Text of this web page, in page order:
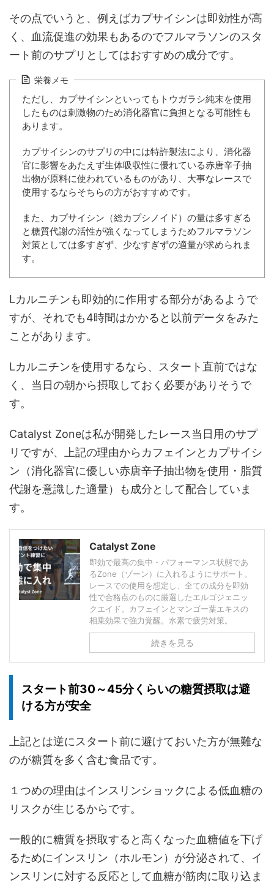
その点でいうと、例えばカプサイシンは即効性が高
く、血流促進の効果もあるのでフルマラソンのスタ
ート前のサプリとしてはおすすめの成分です。
栄養メモ
ただし、カプサイシンといってもトウガラシ純末を使用
したものは刺激物のため消化器官に負担となる可能性も
あります。
カプサイシンのサプリの中には特許製法により、消化器
官に影響をあたえず生体吸収性に優れている赤唐辛子抽
出物が原料に使われているものがあり、大事なレースで
使用するならそちらの方がおすすめです。
また、カプサイシン（総カプシノイド）の量は多すぎる
と糖質代謝の活性が強くなってしまうためフルマラソン
対策としては多すぎず、少なすぎずの適量が求められま
す。
Lカルニチンも即効的に作用する部分があるようで
すが、それでも4時間はかかると以前データをみた
ことがあります。
Lカルニチンを使用するなら、スタート直前ではな
く、当日の朝から摂取しておく必要がありそうで
す。
Catalyst Zoneは私が開発したレース当日用のサプ
リですが、上記の理由からカフェインとカプサイシ
ン（消化器官に優しい赤唐辛子抽出物を使用・脂質
代謝を意識した適量）も成分として配合していま
す。
Catalyst Zone
即効で最高の集中・パフォーマンス状態であ
るZone（ゾーン）に入れるようにサポート。
レースでの使用を想定し、全ての成分を即効
性で合格点のものに厳選したエルゴジェニッ
クエイド。カフェインとマンゴー葉エキスの
相乗効果で強力覚醒。水素で疲労対策。
続きを見る
スタート前30～45分くらいの糖質摂取は避
ける方が安全
上記とは逆にスタート前に避けておいた方が無難な
のが糖質を多く含む食品です。
１つめの理由はインスリンショックによる低血糖の
リスクが生じるからです。
一般的に糖質を摂取すると高くなった血糖値を下げ
るためにインスリン（ホルモン）が分泌されて、イ
ンスリンに対する反応として血糖が筋肉に取り込ま